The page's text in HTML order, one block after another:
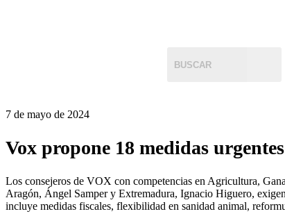
7 de mayo de 2024
Vox propone 18 medidas
Los consejeros de VOX con competencias en Agricultura,
Aragón, Ángel Samper y Extremadura, Ignacio Higuero,
incluye medidas fiscales, flexibilidad en sanidad animal,